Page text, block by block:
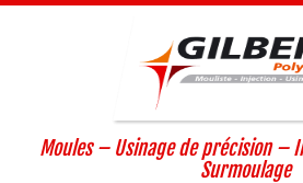
Moules – Usinage de précision –
Surmoulage